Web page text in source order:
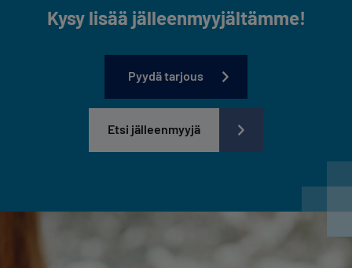
Kysy lisää jälleenmyyjältämme!
Pyydä tarjous
Etsi jälleenmyyjä